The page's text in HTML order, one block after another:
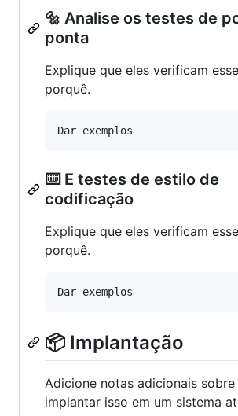
🔩 Analise os testes de
ponta
Explique que eles verificam
porquê.
⌨️ E testes de estilo de
codificação
Explique que eles verificam
porquê.
📦 Implantação
Adicione notas adicionais
implantar isso em um sistema